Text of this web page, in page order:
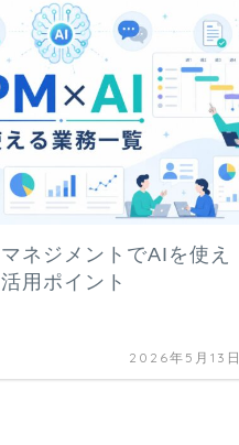
ネジメントでAIを使え
用ポイント
2026年5月13日